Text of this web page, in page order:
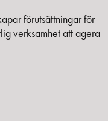
förutsättningar för
verksamhet att agera